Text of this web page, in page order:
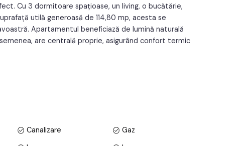
Cu 3 dormitoare spațioase, un living, o bucătărie,
utilă generoasă de 114,80 mp, acesta se
Apartamentul beneficiază de lumină naturală
are centrală proprie, asigurând confort termic
iar apartamentul beneficiază de o cotă comună de
intimitate și un spațiu liniștit.
potrivit pentru mașina dvs.
necesare și pentru conexiunile excelente de
Canalizare
Gaz